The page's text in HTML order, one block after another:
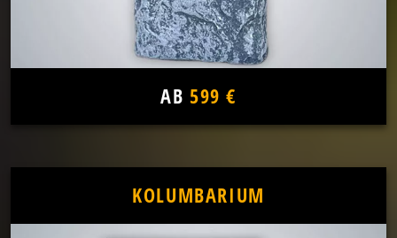
AB 599 €
KOLUMBARIUM